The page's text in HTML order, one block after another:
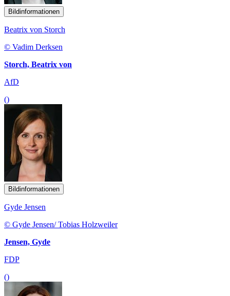
Bildinformationen
Beatrix von Storch
© Vadim Derksen
Storch, Beatrix von
AfD
()
Bildinformationen
Gyde Jensen
© Gyde Jensen/ Tobias Holzweiler
Jensen, Gyde
FDP
()